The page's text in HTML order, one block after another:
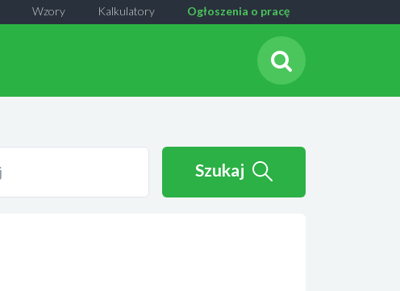
Ogłoszenia o pracę
Kalkulatory
Wzory
Szukaj